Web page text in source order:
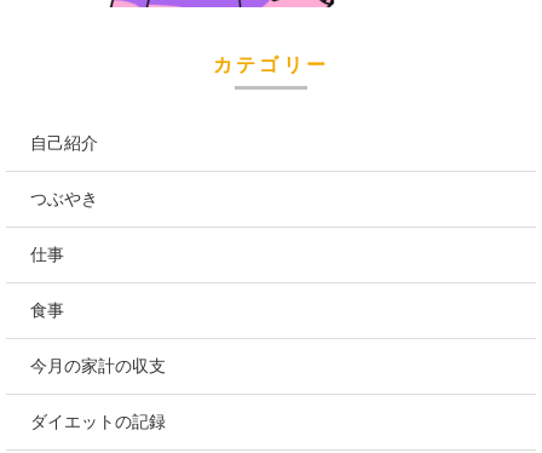
カテゴリー
自己紹介
つぶやき
仕事
食事
今月の家計の収支
ダイエットの記録